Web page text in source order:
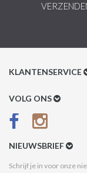
KLANTENSERVICE
Klantenservice
Betaalmethoden
VOLG ONS
NIEUWSBRIEF
Schrijf je in voor onze